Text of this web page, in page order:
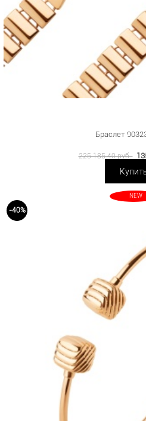
Браслет
225 185.40 руб.
-40%
NEW